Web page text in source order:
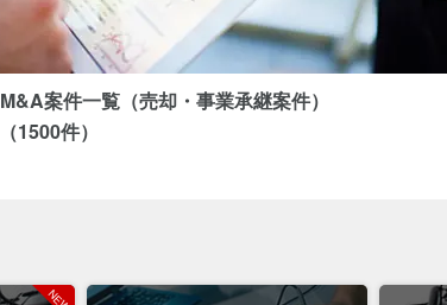
M&A案件一覧（売却・事業承継案件）
（1500件）